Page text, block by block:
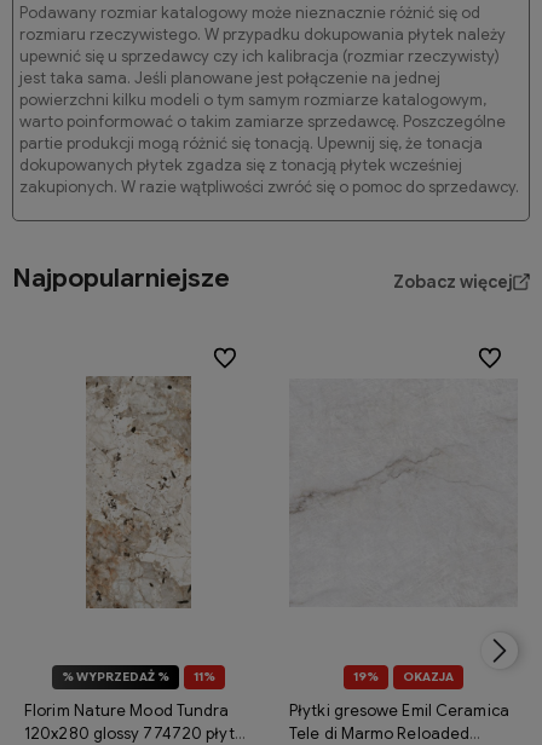
Podawany rozmiar katalogowy może nieznacznie różnić się od
rozmiaru rzeczywistego. W przypadku dokupowania płytek należy
upewnić się u sprzedawcy czy ich kalibracja (rozmiar rzeczywisty)
jest taka sama. Jeśli planowane jest połączenie na jednej
powierzchni kilku modeli o tym samym rozmiarze katalogowym,
warto poinformować o takim zamiarze sprzedawcę. Poszczególne
partie produkcji mogą różnić się tonacją. Upewnij się, że tonacja
dokupowanych płytek zgadza się z tonacją płytek wcześniej
zakupionych. W razie wątpliwości zwróć się o pomoc do sprzedawcy.
Najpopularniejsze Zobacz więcej
11%
OKAZJA
% WYPRZEDAŻ %
Florim Nature Mood Tundra
120x280 glossy 774720 płytka
Do ulubionych
19% OKAZJA
Płytki gresowe Emil Ceramica
Tele di Marmo Reloaded
Do